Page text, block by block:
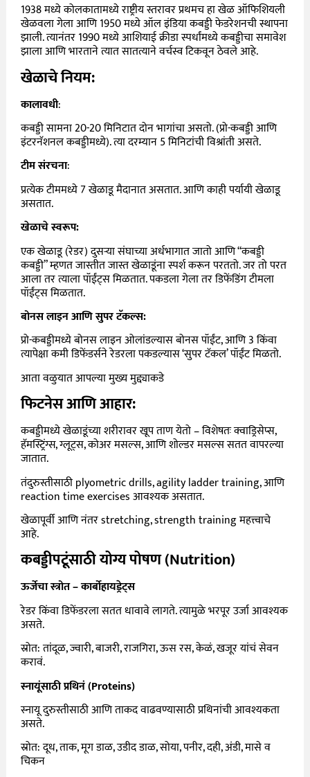
1938 मध्ये कोलकातामध्ये राष्ट्रीय स्तरावर प्रथमच हा खेळ ऑफिशियली
खेळवला गेला आणि 1950 मध्ये ऑल इंडिया कबड्डी फेडरेशनची स्थापना
झाली. त्यानंतर 1990 मध्ये आशियाई क्रीडा स्पर्धांमध्ये कबड्डीचा समावेश
झाला आणि भारताने त्यात सातत्याने वर्चस्व टिकवून ठेवले आहे.
खेळाचे नियम:
कालावधी:
कबड्डी सामना 20-20 मिनिटात दोन भागांचा असतो. (प्रो-कबड्डी आणि
इंटरनॅशनल कबड्डीमध्ये). त्या दरम्यान 5 मिनिटांची विश्रांती असते.
टीम संरचना:
प्रत्येक टीममध्ये 7 खेळाडू मैदानात असतात. आणि काही पर्यायी खेळाडू
असतात.
खेळाचे स्वरूप:
एक खेळाडू (रेडर) दुसऱ्या संघाच्या अर्धभागात जातो आणि “कबड्डी
कबड्डी” म्हणत जास्तीत जास्त खेळाडूंना स्पर्श करून परततो. जर तो परत
आला तर त्याला पॉईंट्स मिळतात. पकडला गेला तर डिफेंडिंग टीमला
पॉईंट्स मिळतात.
बोनस लाइन आणि सुपर टॅकल्स:
प्रो-कबड्डीमध्ये बोनस लाइन ओलांडल्यास बोनस पॉईंट, आणि 3 किंवा
त्यापेक्षा कमी डिफेंडर्सने रेडरला पकडल्यास ‘सुपर टॅकल’ पॉईंट मिळतो.
आता वळुयात आपल्या मुख्य मुद्द्याकडे
फिटनेस आणि आहार:
कबड्डीमध्ये खेळाडूंच्या शरीरावर खूप ताण येतो – विशेषतः क्वाड्रिसेप्स,
हॅमस्ट्रिंग्स, ग्लूट्स, कोअर मसल्स, आणि शोल्डर मसल्स सतत वापरल्या
जातात.
तंदुरुस्तीसाठी plyometric drills, agility ladder training, आणि
reaction time exercises आवश्यक असतात.
खेळापूर्वी आणि नंतर stretching, strength training महत्त्वाचे
आहे.
कबड्डीपटूंसाठी योग्य पोषण (Nutrition)
ऊर्जेचा स्त्रोत – कार्बोहायड्रेट्स
रेडर किंवा डिफेंडरला सतत धावावे लागते. त्यामुळे भरपूर उर्जा आवश्यक
असते.
स्रोत: तांदूळ, ज्वारी, बाजरी, राजगिरा, ऊस रस, केळं, खजूर यांचं सेवन
करावं.
स्नायूंसाठी प्रथिनं (Proteins)
स्नायू दुरुस्तीसाठी आणि ताकद वाढवण्यासाठी प्रथिनांची आवश्यकता
असते.
स्रोत: दूध, ताक, मूग डाळ, उडीद डाळ, सोया, पनीर, दही, अंडी, मासे व
चिकन